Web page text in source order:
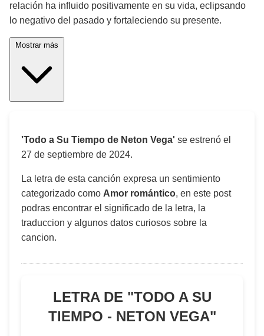
relación ha influido positivamente en su vida, eclipsando
lo negativo del pasado y fortaleciendo su presente.
'Todo a Su Tiempo de Neton Vega' se estrenó el
27 de septiembre de 2024.
La letra de esta canción expresa un sentimiento
categorizado como Amor romántico, en este post
podras encontrar el significado de la letra, la
traduccion y algunos datos curiosos sobre la
cancion.
LETRA DE "TODO A SU
TIEMPO - NETON VEGA"